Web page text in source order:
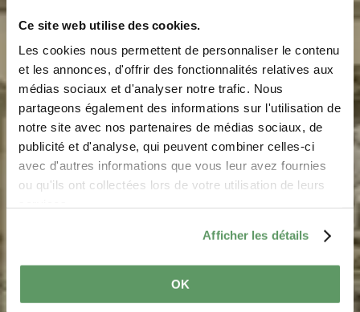
Ce site web utilise des cookies.
Les cookies nous permettent de personnaliser le contenu
et les annonces, d'offrir des fonctionnalités relatives aux
médias sociaux et d'analyser notre trafic. Nous
partageons également des informations sur l'utilisation de
notre site avec nos partenaires de médias sociaux, de
publicité et d'analyse, qui peuvent combiner celles-ci
avec d'autres informations que vous leur avez fournies
ou qu'ils ont collectées lors de votre utilisation de leurs
Afficher les détails
OK
Orangerie
Where? B.P. 152, L-6402 Echternach